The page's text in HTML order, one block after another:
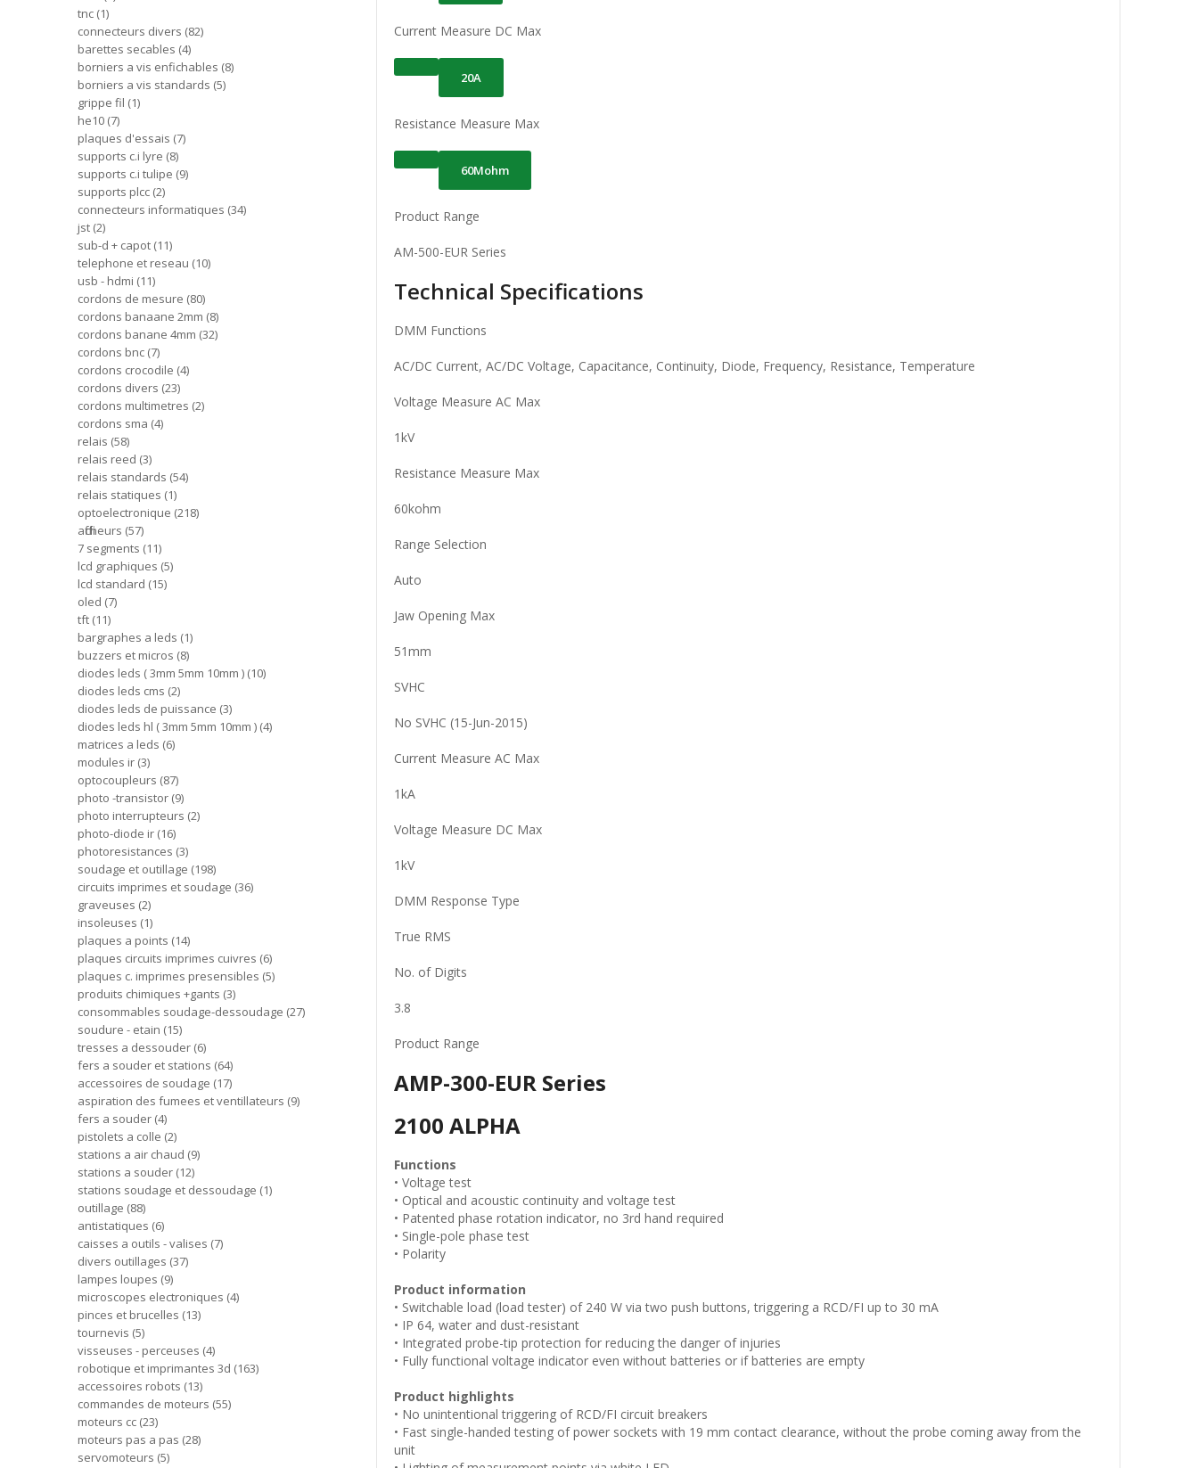
Current Measure DC Max
20A
Resistance Measure Max
60Mohm
Product Range
AM-500-EUR Series
Technical Specifications
DMM Functions
AC/DC Current, AC/DC Voltage, Capacitance, Continuity, Diode, Frequency, Resistance, Temperature
Voltage Measure AC Max
1kV
Resistance Measure Max
60kohm
Range Selection
Auto
Jaw Opening Max
51mm
SVHC
No SVHC (15-Jun-2015)
Current Measure AC Max
1kA
Voltage Measure DC Max
1kV
DMM Response Type
True RMS
No. of Digits
3.8
Product Range
AMP-300-EUR Series
2100 ALPHA
Functions
• Voltage test
• Optical and acoustic continuity and voltage test
• Patented phase rotation indicator, no 3rd hand required
• Single-pole phase test
• Polarity
Product information
• Switchable load (load tester) of 240 W via two push buttons, triggering a RCD/FI up to 30 mA
• IP 64, water and dust-resistant
• Integrated probe-tip protection for reducing the danger of injuries
• Fully functional voltage indicator even without batteries or if batteries are empty
Product highlights
• No unintentional triggering of RCD/FI circuit breakers
• Fast single-handed testing of power sockets with 19 mm contact clearance, without the probe coming away from the
unit
tnc 1
connecteurs divers 82
barettes secables 4
borniers a vis enfichables 8
borniers a vis standards 5
grippe fil 1
he10 7
plaques d'essais 7
supports c.i lyre 8
supports c.i tulipe 9
supports plcc 2
connecteurs informatiques 34
jst 2
sub-d + capot 11
telephone et reseau 10
usb - hdmi 11
cordons de mesure 80
cordons banaane 2mm 8
cordons banane 4mm 32
cordons bnc 7
cordons crocodile 4
cordons divers 23
cordons multimetres 2
cordons sma 4
relais 58
relais reed 3
relais standards 54
relais statiques 1
optoelectronique 218
afficheurs 57
7 segments 11
lcd graphiques 5
lcd standard 15
oled 7
tft 11
bargraphes a leds 1
buzzers et micros 8
diodes leds ( 3mm 5mm 10mm ) 10
diodes leds cms 2
diodes leds de puissance 3
diodes leds hl ( 3mm 5mm 10mm ) 4
matrices a leds 6
modules ir 3
optocoupleurs 87
photo -transistor 9
photo interrupteurs 2
photo-diode ir 16
photoresistances 3
soudage et outillage 198
circuits imprimes et soudage 36
graveuses 2
insoleuses 1
plaques a points 14
plaques circuits imprimes cuivres 6
plaques c. imprimes presensibles 5
produits chimiques +gants 3
consommables soudage-dessoudage 27
soudure - etain 15
tresses a dessouder 6
fers a souder et stations 64
accessoires de soudage 17
aspiration des fumees et ventillateurs 9
fers a souder 4
pistolets a colle 2
stations a air chaud 9
stations a souder 12
stations soudage et dessoudage 1
outillage 88
antistatiques 6
caisses a outils - valises 7
divers outillages 37
lampes loupes 9
microscopes electroniques 4
pinces et brucelles 13
tournevis 5
visseuses - perceuses 4
robotique et imprimantes 3d 163
accessoires robots 13
commandes de moteurs 55
moteurs cc 23
moteurs pas a pas 28
servomoteurs 5